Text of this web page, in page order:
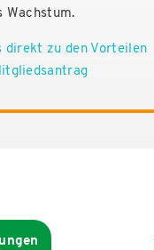
Wachstum.
direkt zu den Vorteilen